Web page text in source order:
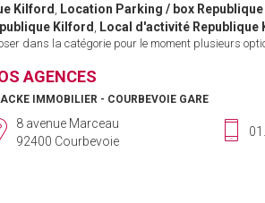
Kilford Location Parking / box
Kilford Local d'activité Republique
dans la catégorie pour le moment plusieurs
AGENCES
IMMOBILIER - COURBEVOIE GARE
8 avenue Marceau
92400 Courbevoie